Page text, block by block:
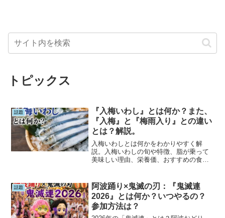
トピックス
話題
『入梅いわし』とは何か？また、
『入梅』と『梅雨入り』との違い
とは？解説。
入梅いわしとは何かをわかりやすく解
説。入梅いわしの旬や特徴、脂が乗って
美味しい理由、栄養価、おすすめの食べ
も詳しく解説。6月の旬の味覚を楽しみた
い方必見です。
話題
阿波踊り×鬼滅の刃：『鬼滅連
2026』とは何か？いつやるの？
参加方法は？